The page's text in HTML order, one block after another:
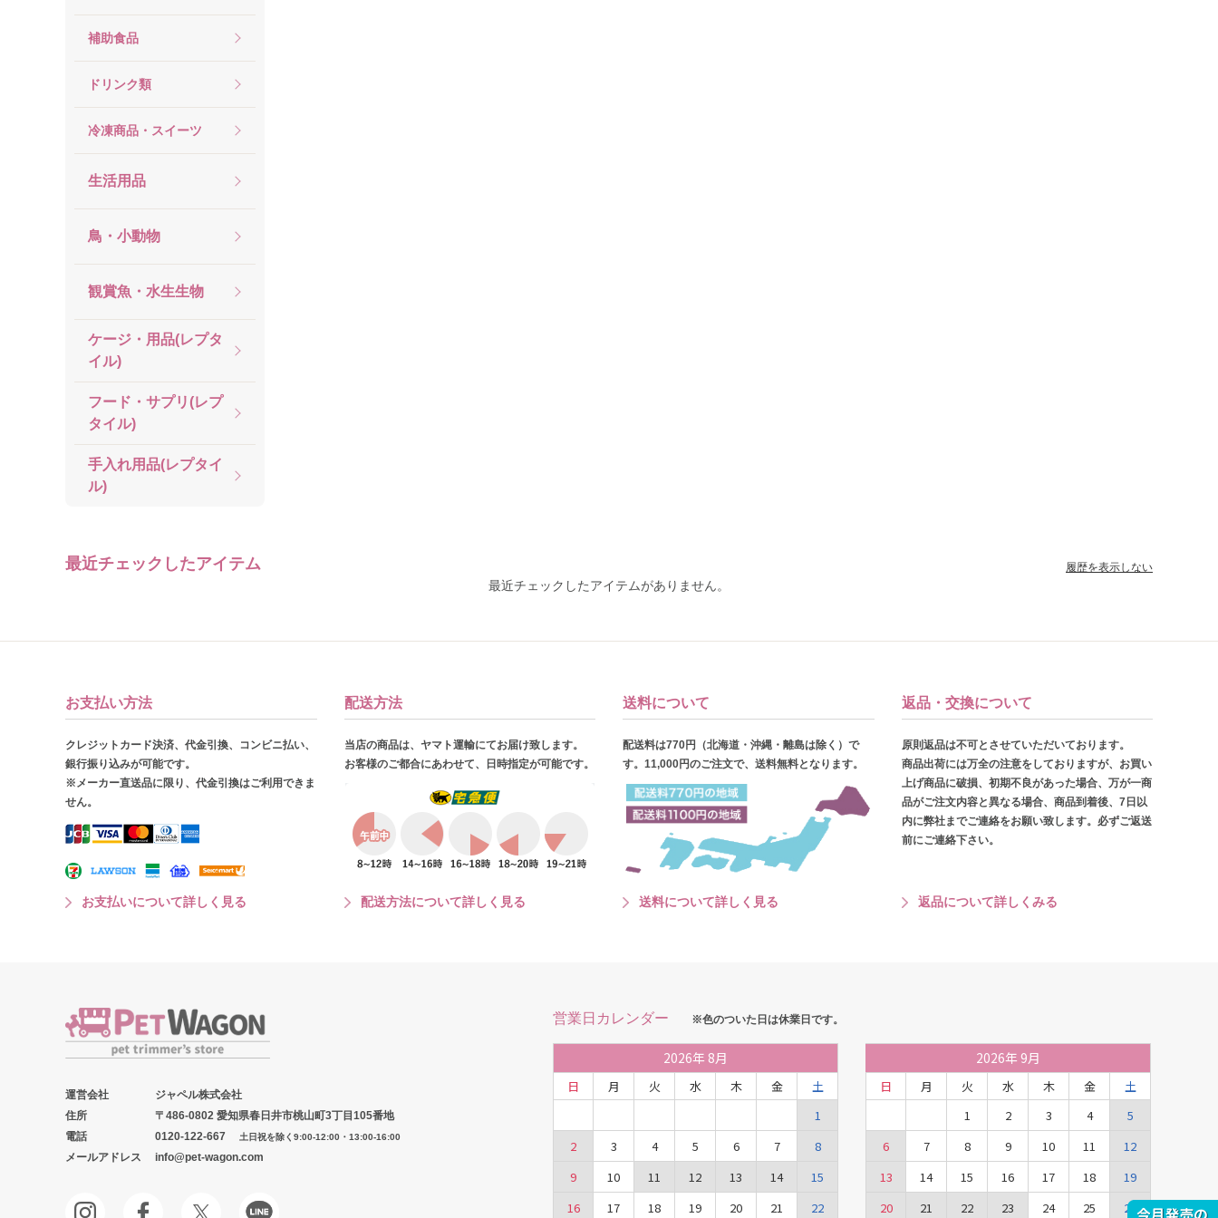
補助食品
ドリンク類
冷凍商品・スイーツ
生活用品
鳥・小動物
観賞魚・水生生物
ケージ・用品(レプタ
イル)
フード・サプリ(レプ
タイル)
手入れ用品(レプタイ
ル)
最近チェックしたアイテム
最近チェックしたアイテムがありません。
履歴を表示しない
お支払い方法
クレジットカード決済、代金引換、コンビニ払い、
銀行振り込みが可能です。
※メーカー直送品に限り、代金引換はご利用できま
せん。
お支払いについて詳しく見る
配送方法
当店の商品は、ヤマト運輸にてお届け致します。
お客様のご都合にあわせて、日時指定が可能です。
配送方法について詳しく見る
送料について
配送料は770円（北海道・沖縄・離島は除く）で
す。11,000円のご注文で、送料無料となります。
送料について詳しく見る
返品・交換について
原則返品は不可とさせていただいております。
商品出荷には万全の注意をしておりますが、お買い
上げ商品に破損、初期不良があった場合、万が一商
品がご注文内容と異なる場合、商品到着後、7日以
内に弊社までご連絡をお願い致します。必ずご返送
前にご連絡下さい。
返品について詳しくみる
運営会社
ジャペル株式会社
住所
〒486-0802 愛知県春日井市桃山町3丁目105番地
電話
0120-122-667 土日祝を除く9:00-12:00・13:00-16:00
メールアドレス info@pet-wagon.com
営業日カレンダー ※色のついた日は休業日です。
2026年 8月
日 月 火 水 木 金
土
1
2
3 4 5 6 7
8
9
10 11 12 13 14
15
16
17 18 19 20 21 22
2026年 9月
日 月 火 水 木 金
土
1
2 3 4
5
6
7 8 9 10 11
12
13
14 15 16 17 18
19
20
21 22 23 24 25 26